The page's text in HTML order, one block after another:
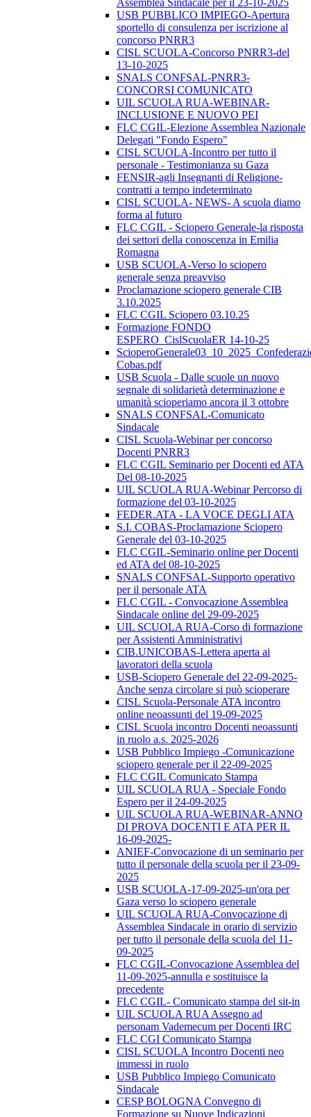
Assemblea Sindacale per il 23-10-2025
USB PUBBLICO IMPIEGO-Apertura
sportello di consulenza per iscrizione al
concorso PNRR3
CISL SCUOLA-Concorso PNRR3-del
13-10-2025
SNALS CONFSAL-PNRR3-
CONCORSI COMUNICATO
UIL SCUOLA RUA-WEBINAR-
INCLUSIONE E NUOVO PEI
FLC CGIL-Elezione Assemblea Nazionale
Delegati "Fondo Espero"
CISL SCUOLA-Incontro per tutto il
personale - Testimonianza su Gaza
FENSIR-agli Insegnanti di Religione-
contratti a tempo indeterminato
CISL SCUOLA- NEWS- A scuola diamo
forma al futuro
FLC CGIL - Sciopero Generale-la risposta
dei settori della conoscenza in Emilia
Romagna
USB SCUOLA-Verso lo sciopero
generale senza preavviso
Proclamazione sciopero generale CIB
3.10.2025
FLC CGIL Sciopero 03.10.25
Formazione FONDO
ESPERO_CislScuolaER 14-10-25
Cobas.pdf
USB Scuola - Dalle scuole un nuovo
segnale di solidarietà determinazione e
umanità scioperiamo ancora il 3 ottobre
SNALS CONFSAL-Comunicato
Sindacale
CISL Scuola-Webinar per concorso
Docenti PNRR3
FLC CGIL Seminario per Docenti ed ATA
Del 08-10-2025
UIL SCUOLA RUA-Webinar Percorso di
formazione del 03-10-2025
FEDER.ATA - LA VOCE DEGLI ATA
S.I. COBAS-Proclamazione Sciopero
Generale del 03-10-2025
FLC CGIL-Seminario online per Docenti
ed ATA del 08-10-2025
SNALS CONFSAL-Supporto operativo
per il personale ATA
FLC CGIL - Convocazione Assemblea
Sindacale online del 29-09-2025
UIL SCUOLA RUA-Corso di formazione
per Assistenti Amministrativi
CIB.UNICOBAS-Lettera aperta ai
lavoratori della scuola
USB-Sciopero Generale del 22-09-2025-
Anche senza circolare si può scioperare
CISL Scuola-Personale ATA incontro
online neoassunti del 19-09-2025
CISL Scuola incontro Docenti neoassunti
in ruolo a.s. 2025-2026
USB Pubblico Impiego -Comunicazione
sciopero generale per il 22-09-2025
FLC CGIL Comunicato Stampa
UIL SCUOLA RUA - Speciale Fondo
Espero per il 24-09-2025
UIL SCUOLA RUA-WEBINAR-ANNO
DI PROVA DOCENTI E ATA PER IL
16-09-2025-
ANIEF-Convocazione di un seminario per
tutto il personale della scuola per il 23-09-
2025
USB SCUOLA-17-09-2025-un'ora per
Gaza verso lo sciopero generale
UIL SCUOLA RUA-Convocazione di
Assemblea Sindacale in orario di servizio
per tutto il personale della scuola del 11-
09-2025
FLC CGIL-Convocazione Assemblea del
11-09-2025-annulla e sostituisce la
precedente
FLC CGIL- Comunicato stampa del sit-in
UIL SCUOLA RUA Assegno ad
personam Vademecum per Docenti IRC
FLC CGI Comunicato Stampa
CISL SCUOLA Incontro Docenti neo
immessi in ruolo
USB Pubblico Impiego Comunicato
Sindacale
CESP BOLOGNA Convegno di
Formazione su Nuove Indicazioni